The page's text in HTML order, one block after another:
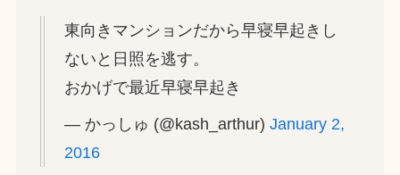
東向きマンションだから早寝早起きし
ないと日照を逃す。
おかげで最近早寝早起き
— かっしゅ (@kash_arthur) January 2,
2016